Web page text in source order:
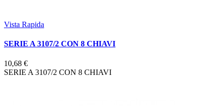
Vista Rapida
SERIE A 3107/2 CON 8 CHIAVI
10,68 €
SERIE A 3107/2 CON 8 CHIAVI